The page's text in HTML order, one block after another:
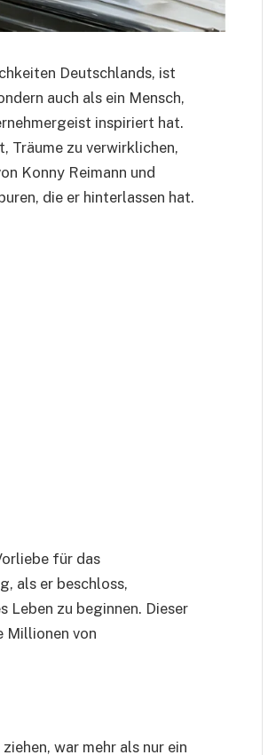
Deutschlands, ist
auch als ein Mensch,
inspiriert hat.
Träume zu verwirklichen,
Konny Reimann und
die er hinterlassen hat.
für das
als er beschloss,
Leben zu beginnen. Dieser
Millionen von
war mehr als nur ein